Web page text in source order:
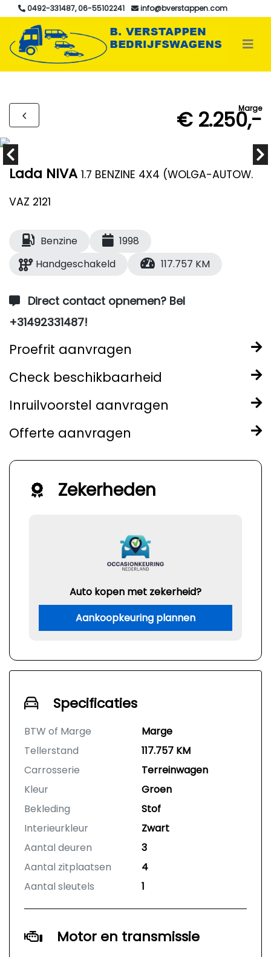
0492-331487, 06-55102241 info@bverstappen.com
Marge
€ 2.250,-
Lada NIVA 1.7 BENZINE 4X4 (WOLGA-AUTOW.
VAZ 2121
Benzine
1998
Handgeschakeld
117.757 KM
Direct contact opnemen? Bel
+31492331487!
Proefrit aanvragen
Check beschikbaarheid
Inruilvoorstel aanvragen
Offerte aanvragen
Zekerheden
Auto kopen met zekerheid?
Aankoopkeuring plannen
Specificaties
BTW of Marge
Marge
Tellerstand
117.757 KM
Carrosserie
Terreinwagen
Kleur
Groen
Bekleding
Stof
Interieurkleur
Zwart
Aantal deuren
3
Aantal zitplaatsen
4
Aantal sleutels
1
Motor en transmissie